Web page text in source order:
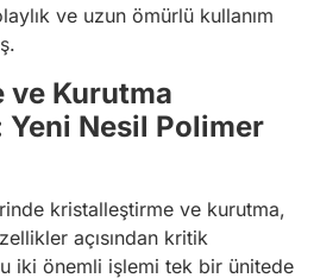
ve uzun ömürlü kullanım
Kurutma
Nesil Polimer
kristalleştirme ve kurutma,
açısından kritik
iki önemli işlemi tek bir ünitede